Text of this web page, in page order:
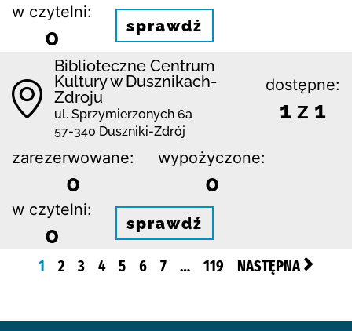
w czytelni:
0 sprawdź
Biblioteczne Centrum
Kultury w Dusznikach-
Zdroju
ul. Sprzymierzonych 6a
57-340 Duszniki-Zdrój
dostępne:
1 z 1
zarezerwowane:
0
wypożyczone:
0
w czytelni:
0 sprawdź
1 2 3 4 5 6 7 … 119 NASTĘPNA